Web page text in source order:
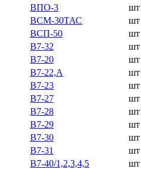
ВПО-3
шт
ВСМ-30ТАС
шт
ВСП-50
шт
В7-32
шт
В7-20
шт
В7-22,А
шт
В7-23
шт
В7-27
шт
В7-28
шт
В7-29
шт
В7-30
шт
В7-31
шт
В7-40/1,2,3,4,5
шт